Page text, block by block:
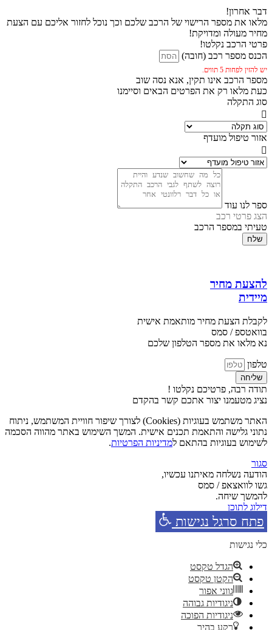
דבר אחרון!
מלאו את מספר הרישוי של הרכב שלכם וכך נוכל לחזור אליכם עם הצעת
מחיר מעולה ומדויקת!
פרטי הרכב נקלטו!
הכנס מספר רכב (חובה)
יש להזין לפחות 5 תווים.
מספר הרכב אינו תקין, אנא נסה שוב
כעת מלאו רק את הפרטים הבאים וסיימנו
סוג התקלה
אזור טיפול מועדף
ספר לנו עוד
הצג פרטי רכב
טעיתי במספר הרכב
שלח
להצעת מחיר
מיידית
לקבלת הצעת מחיר מותאמת אישית
בוואטספ / סמס
נא מלאו את מספר הטלפון שלכם
טלפון
שליחה
תודה רבה, פרטיכם נקלטו !
נציג מטעמנו יצור אתכם קשר בהקדם
האתר משתמש בעוגיות (Cookies) לצורך שיפור חוויית המשתמש, ניתוח
נתוני גלישה והתאמת תכנים אישית. המשך השימוש באתר מהווה הסכמה
לשימוש בעוגיות בהתאם למדיניות הפרטיות.
סגור
הודעה נשלחה מאיתנו עכשיו,
גשו לוואצאפ / סמס
להמשך שיחה.
דילוג לתוכן
פתח סרגל נגישות
כלי נגישות
הגדל טקסט
הקטן טקסט
גווני אפור
ניגודיות גבוהה
ניגודיות הפוכה
רקע בהיר